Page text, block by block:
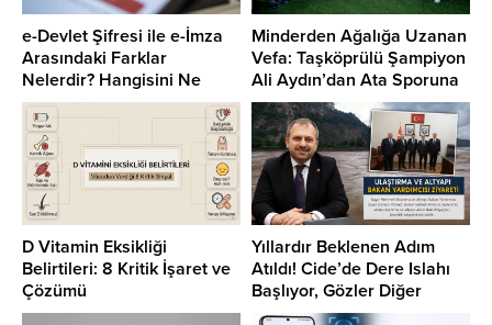
e-Devlet Şifresi ile e-İmza
Arasındaki Farklar
Nelerdir? Hangisini Ne
Zaman Kullanmalısınız?
Minderden Ağalığa Uzanan
Vefa: Taşköprülü Şampiyon
Ali Aydın’dan Ata Sporuna
Duygulandıran Dönüş
D Vitamin Eksikliği
Belirtileri: 8 Kritik İşaret ve
Çözümü
Yıllardır Beklenen Adım
Atıldı! Cide’de Dere Islahı
Başlıyor, Gözler Diğer
İlçelere Çevrildi